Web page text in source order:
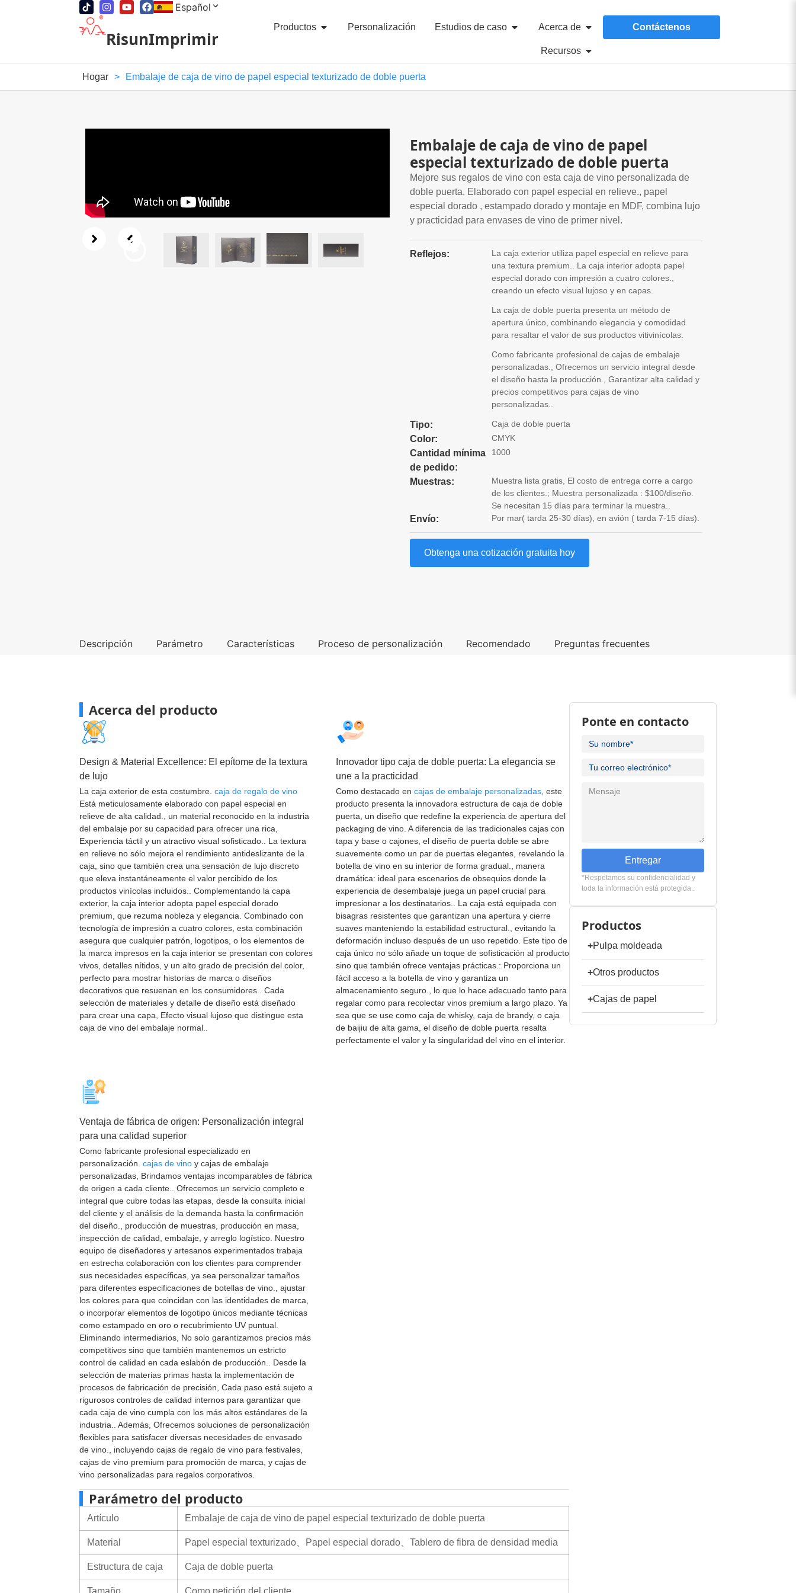
Español
RisunImprimir
Productos Personalización Estudios de caso Acerca de
Recursos
Contáctenos
Hogar > Embalaje de caja de vino de papel especial texturizado de doble puerta
Embalaje de caja de vino de papel
especial texturizado de doble puerta
Mejore sus regalos de vino con esta caja de vino personalizada de
doble puerta. Elaborado con papel especial en relieve., papel
especial dorado , estampado dorado y montaje en MDF, combina lujo
y practicidad para envases de vino de primer nivel.
Reflejos:
La caja exterior utiliza papel especial en relieve para
una textura premium.. La caja interior adopta papel
especial dorado con impresión a cuatro colores.,
creando un efecto visual lujoso y en capas.
La caja de doble puerta presenta un método de
apertura único, combinando elegancia y comodidad
para resaltar el valor de sus productos vitivinícolas.
Como fabricante profesional de cajas de embalaje
personalizadas., Ofrecemos un servicio integral desde
el diseño hasta la producción., Garantizar alta calidad y
precios competitivos para cajas de vino
personalizadas..
Tipo: Caja de doble puerta
Color: CMYK
Cantidad mínima
de pedido:
1000
Muestras:
Muestra lista gratis, El costo de entrega corre a cargo
de los clientes.; Muestra personalizada : $100/diseño.
Se necesitan 15 días para terminar la muestra..
Envío: Por mar( tarda 25-30 días), en avión ( tarda 7-15 días).
Obtenga una cotización gratuita hoy
Descripción Parámetro Características Proceso de personalización Recomendado Preguntas frecuentes
Acerca del producto
Design & Material Excellence: El epítome de la textura
de lujo
La caja exterior de esta costumbre. caja de regalo de vino
Está meticulosamente elaborado con papel especial en
relieve de alta calidad., un material reconocido en la industria
del embalaje por su capacidad para ofrecer una rica,
Experiencia táctil y un atractivo visual sofisticado.. La textura
en relieve no sólo mejora el rendimiento antideslizante de la
caja, sino que también crea una sensación de lujo discreto
que eleva instantáneamente el valor percibido de los
productos vinícolas incluidos.. Complementando la capa
exterior, la caja interior adopta papel especial dorado
premium, que rezuma nobleza y elegancia. Combinado con
tecnología de impresión a cuatro colores, esta combinación
asegura que cualquier patrón, logotipos, o los elementos de
la marca impresos en la caja interior se presentan con colores
vivos, detalles nítidos, y un alto grado de precisión del color,
perfecto para mostrar historias de marca o diseños
decorativos que resuenan en los consumidores.. Cada
selección de materiales y detalle de diseño está diseñado
para crear una capa, Efecto visual lujoso que distingue esta
caja de vino del embalaje normal..
Innovador tipo caja de doble puerta: La elegancia se
une a la practicidad
Como destacado encajas de embalaje personalizadas , este
producto presenta la innovadora estructura de caja de doble
puerta, un diseño que redefine la experiencia de apertura del
packaging de vino. A diferencia de las tradicionales cajas con
tapa y base o cajones, el diseño de puerta doble se abre
suavemente como un par de puertas elegantes, revelando la
botella de vino en su interior de forma gradual., manera
dramática: ideal para escenarios de obsequios donde la
experiencia de desembalaje juega un papel crucial para
impresionar a los destinatarios.. La caja está equipada con
bisagras resistentes que garantizan una apertura y cierre
suaves manteniendo la estabilidad estructural., evitando la
deformación incluso después de un uso repetido. Este tipo de
caja único no sólo añade un toque de sofisticación al producto
sino que también ofrece ventajas prácticas.: Proporciona un
fácil acceso a la botella de vino y garantiza un
almacenamiento seguro., lo que lo hace adecuado tanto para
regalar como para recolectar vinos premium a largo plazo. Ya
sea que se use como caja de whisky, caja de brandy, o caja
de baijiu de alta gama, el diseño de doble puerta resalta
perfectamente el valor y la singularidad del vino en el interior.
Ventaja de fábrica de origen: Personalización integral
para una calidad superior
Como fabricante profesional especializado en
personalización.cajas de vino y cajas de embalaje
personalizadas, Brindamos ventajas incomparables de fábrica
de origen a cada cliente.. Ofrecemos un servicio completo e
integral que cubre todas las etapas, desde la consulta inicial
del cliente y el análisis de la demanda hasta la confirmación
del diseño., producción de muestras, producción en masa,
inspección de calidad, embalaje, y arreglo logístico. Nuestro
equipo de diseñadores y artesanos experimentados trabaja
en estrecha colaboración con los clientes para comprender
sus necesidades específicas, ya sea personalizar tamaños
para diferentes especificaciones de botellas de vino., ajustar
los colores para que coincidan con las identidades de marca,
o incorporar elementos de logotipo únicos mediante técnicas
como estampado en oro o recubrimiento UV puntual.
Eliminando intermediarios, No solo garantizamos precios más
competitivos sino que también mantenemos un estricto
control de calidad en cada eslabón de producción.. Desde la
selección de materias primas hasta la implementación de
procesos de fabricación de precisión, Cada paso está sujeto a
rigurosos controles de calidad internos para garantizar que
cada caja de vino cumpla con los más altos estándares de la
industria.. Además, Ofrecemos soluciones de personalización
flexibles para satisfacer diversas necesidades de envasado
de vino., incluyendo cajas de regalo de vino para festivales,
cajas de vino premium para promoción de marca, y cajas de
vino personalizadas para regalos corporativos.
Parámetro del producto
Artículo Embalaje de caja de vino de papel especial texturizado de doble puerta
Material Papel especial texturizado、Papel especial dorado、Tablero de fibra de densidad media
Estructura de caja Caja de doble puerta
Tamaño Como petición del cliente
Ponte en contacto
Entregar
*Respetamos su confidencialidad y
toda la información está protegida..
Productos
+Pulpa moldeada
+Otros productos
+Cajas de papel